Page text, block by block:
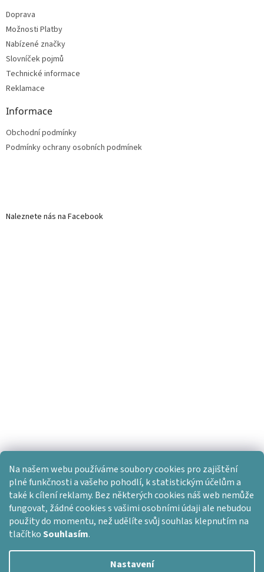
Na našem webu používáme soubory cookies pro zajištění
plné funkčnosti a vašeho pohodlí, k statistickým účelům a
také k cílení reklamy. Bez některých cookies náš web nemůže
fungovat, žádné cookies s vašimi osobními údaji ale nebudou
použity do momentu, než udělíte svůj souhlas klepnutím na
tlačítkoSouhlasím.
Nastavení
Doprava
Možnosti Platby
Nabízené značky
Slovníček pojmů
Technické informace
Reklamace
Informace
Obchodní podmínky
Podmínky ochrany osobních podmínek
Naleznete nás na Facebook
Vytvořil Shoptet